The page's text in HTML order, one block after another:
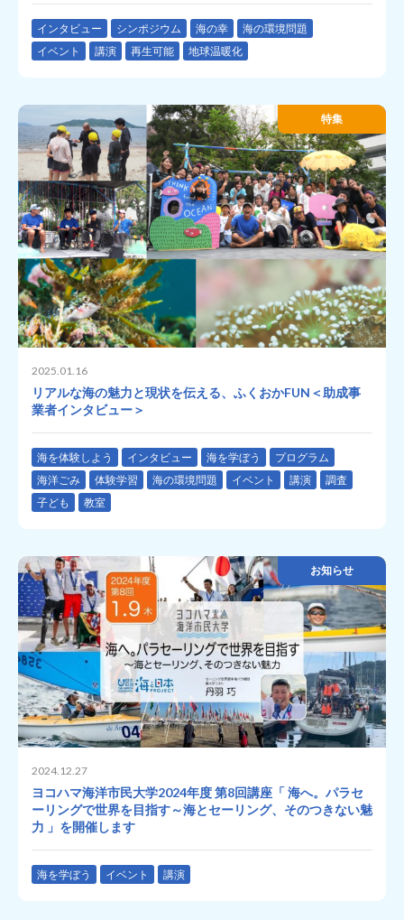
インタビュー シンポジウム 海の幸
海の環境問題
イベント
講演 再生可能 地球温暖化
特集
2025.01.16
リアルな海の魅力と現状を伝える、ふくおかFUN＜助成事
業者インタビュー＞
海を体験しよう インタビュー 海を学ぼう
プログラム
海洋ごみ
体験学習 海の環境問題 イベント 講演
調査
子ども
教室
お知らせ
2024.12.27
ヨコハマ海洋市民大学2024年度 第8回講座「 海へ。パラセ
ーリングで世界を目指す～海とセーリング、そのつきない魅
力 」を開催します
海を学ぼう イベント 講演